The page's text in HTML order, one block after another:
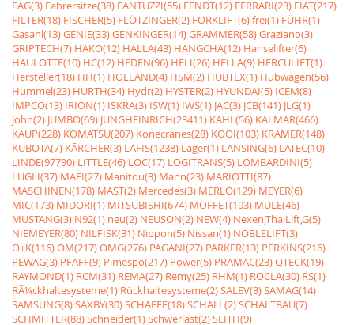
FAG(3) Fahrersitze(38) FANTUZZI(55) FENDT(12) FERRARI(23) FIAT(217)
FILTER(18) FISCHER(5) FLÖTZINGER(2) FORKLIFT(6)frei(1) FÜHR(1)
Gasanl(13)GENIE(33)GENKINGER(14)GRAMMER(58)Graziano(3)
GRIPTECH(7) HAKO(12) HALLA(43) HANGCHA(12) Hanselifter(6)
HAULOTTE(10) HC(12) HEDEN(96) HELI(26) HELLA(9) HERCULIFT(1)
Hersteller(18) HH(1) HOLLAND(4) HSM(2) HUBTEX(1) Hubwagen(56)
Hummel(23) HURTH(34) Hydr(2) HYSTER(2) HYUNDAI(5) ICEM(8)
IMPCO(13) IRION(1) ISKRA(3) ISW(1) IWS(1) JAC(3) JCB(141) JLG(1)
John(2) JUMBO(69) JUNGHEINRICH(23411) KAHL(56) KALMAR(466)
KAUP(228) KOMATSU(207) Konecranes(28) KOOI(103) KRAMER(148)
KUBOTA(7) KÃRCHER(3) LAFIS(1238) Lager(1) LANSING(6) LATEC(10)
LINDE(97790) LITTLE(46) LOC(17) LOGITRANS(5) LOMBARDINI(5)
LUGLI(37) MAFI(27) Manitou(3) Mann(23) MARIOTTI(87)
MASCHINEN(178) MAST(2) Mercedes(3) MERLO(129) MEYER(6)
MIC(173) MIDORI(1) MITSUBISHI(674) MOFFET(103) MULE(46)
MUSTANG(3) N92(1) neu(2) NEUSON(2) NEW(4) Nexen,ThaiLift,G(5)
NIEMEYER(80) NILFISK(31) Nippon(5) Nissan(1) NOBLELIFT(3)
O+K(116)OM(217)OMG(276) PAGANI(27) PARKER(13) PERKINS(216)
PEWAG(3) PFAFF(9) Pimespo(217) Power(5) PRAMAC(23)QTECK(19)
RAYMOND(1) RCM(31) REMA(27) Remy(25) RHM(1) ROCLA(30) RS(1)
RÃ¼ckhaltesysteme(1) Rückhaltesysteme(2)SALEV(3)SAMAG(14)
SAMSUNG(8)SAXBY(30)SCHAEFF(18)SCHALL(2)SCHALTBAU(7)
SCHMITTER(88)Schneider(1)Schwerlast(2)SEITH(9)